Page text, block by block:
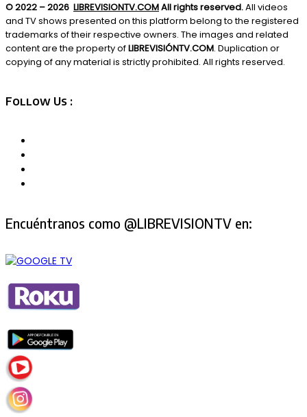
© 2022 – 2026 LIBREVISIONTV.COMAll rights reserved.All videos
and TV shows presented on this platform belong to the registered
trademarks of their respective owners. The images and related
content are the property ofLIBREVISIÓNTV.COM. Duplication or
copying of any material is strictly prohibited. All rights reserved.
Follow Us :
Encuéntranos como @LIBREVISIONTV en: